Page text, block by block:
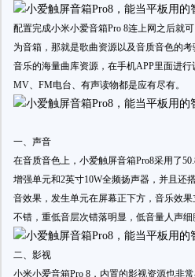
配置完成小米小爱音箱Pro 8连上网之后就
为音箱，那就是歌曲资源以及音质音色的
音乐的海量曲库资源，在手机APP里面进行
MV、FM电台、有声读物都是应有尽有。
一、声音
在音质音色上，小爱触屏音箱Pro8采用了
增强单元和2英寸10W全频扬声器，并且还
音效果，发生单元在屏幕正下方，音乐效
不错，重低音层次错落明显，低音量人声细
二、影视
小米小爱音箱Pro 8，内置的影视资源也非